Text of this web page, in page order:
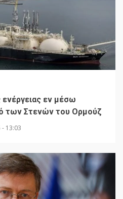
ενέργειας εν μέσω
των Στενών του Ορμούζ
- 13:03